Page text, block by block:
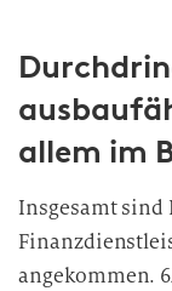
l
i
g
n
g
i
allem im
Insgesamt sind
angekommen.